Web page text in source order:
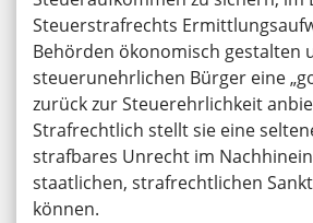
Steuerstrafrechts
Behörden ökonomisch gestalten
steuerunehrlichen Bürger eine
zurück zur Steuerehrlichkeit
Strafrechtlich stellt sie eine
strafbares Unrecht im
staatlichen, strafrechtlichen
können.